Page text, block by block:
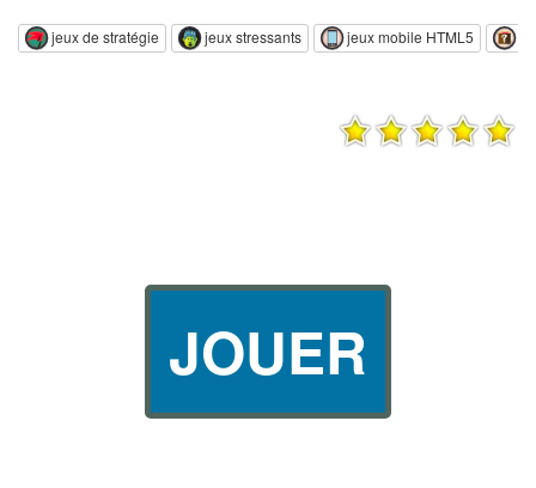
jeux de stratégie jeux stressants jeux mobile HTML5
JOUER